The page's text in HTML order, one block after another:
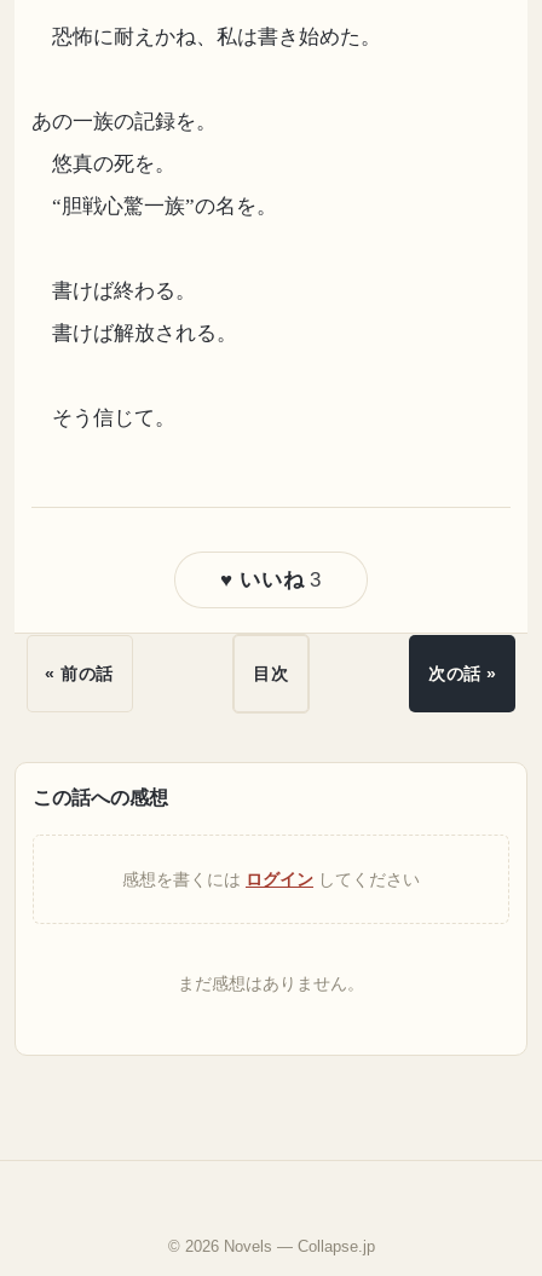
恐怖に耐えかね、私は書き始めた。
あの一族の記録を。
悠真の死を。
“胆戦心驚一族”の名を。
書けば終わる。
書けば解放される。
そう信じて。
♥ いいね 3
« 前の話 目次 次の話 »
この話への感想
感想を書くには ログイン してください
まだ感想はありません。
© 2026 Novels — Collapse.jp